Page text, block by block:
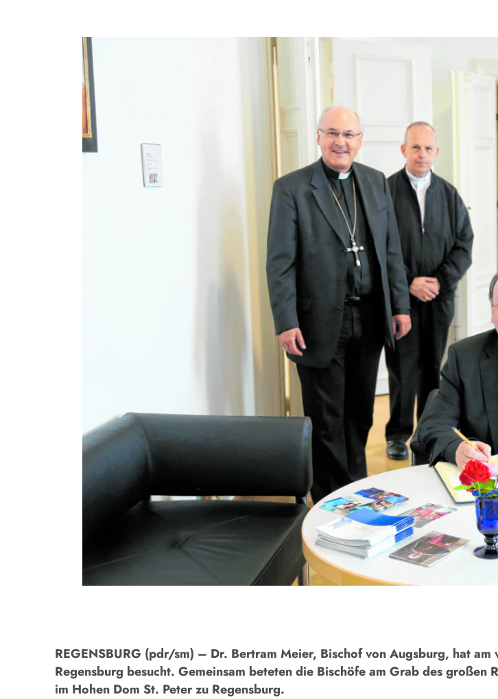
REGENSBURG (pdr/sm) – Dr. Bertram Meier, Bischof von Augsburg, hat
Regensburg besucht. Gemeinsam beteten die Bischöfe am Grab des
im Hohen Dom St. Peter zu Regensburg.